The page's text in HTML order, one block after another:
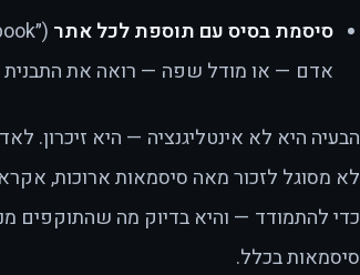
סיסמת בסיס עם תוספת לכל אתר
אדם — או מודל שפה — רואה את התבנית
הבעיה היא לא אינטליגנציה — היא זיכרון.
לא מסוגל לזכור מאה סיסמאות ארוכות,
כדי להתמודד — והיא בדיוק מה שהתוקפים
סיסמאות בכלל.